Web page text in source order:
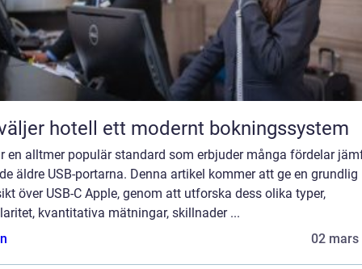
hotell ett modernt bokningssystem
en alltmer populär standard som erbjuder många fördelar
äldre USB-portarna. Denna artikel kommer att ge en grundlig
över USB-C Apple, genom att utforska dess olika typer,
kvantitativa mätningar, skillnader ...
02 mars